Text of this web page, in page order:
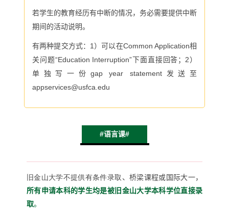
若学生的教育经历有中断的情况，务必需要提供中断
期间的活动说明。
有两种提交方式： 1 ）可以在Common Application相
关问题“Education Interruption”下面直接回答； 2）
单独写一份 gap year statement发送至
appservices@usfca.edu
#语言课#
旧金山大学不提供有条件录取 、桥梁课程或国际大一，
所有申请本科的学生均是被旧金山大学本科学位直接录
取。